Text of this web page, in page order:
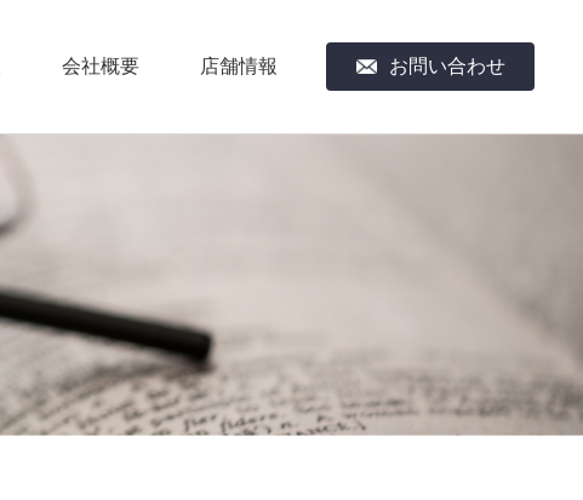
会社概要 店舗情報 お問い合わせ